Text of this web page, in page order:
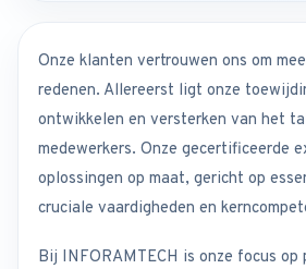
Onze klanten vertrouwen ons om
redenen. Allereerst ligt onze
ontwikkelen en versterken van het
medewerkers. Onze gecertificeerde
oplossingen op maat, gericht op
cruciale vaardigheden en
Bij INFORAMTECH is onze focus